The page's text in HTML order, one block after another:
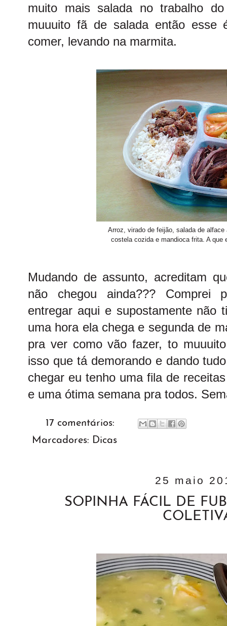
muito mais salada no trabalho
muuuito fã de salada então esse
comer, levando na marmita.
Arroz, virado de feijão, salada de
costela cozida e mandioca frita. A que
Mudando de assunto, acreditam
não chegou ainda??? Comprei
entregar aqui e supostamente não
uma hora ela chega e segunda de
pra ver como vão fazer, to
isso que tá demorando e dando
chegar eu tenho uma fila de
e uma ótima semana pra todos.
17 comentários:
Marcadores: Dicas
25 maio
SOPINHA FÁCIL DE